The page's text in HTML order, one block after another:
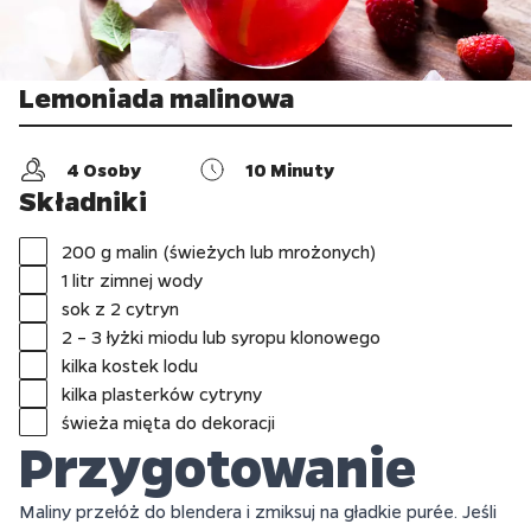
Lemoniada malinowa
4 Osoby 10 Minuty
Składniki
200 g malin (świeżych lub mrożonych)
1 litr zimnej wody
sok z 2 cytryn
2 – 3 łyżki miodu lub syropu klonowego
kilka kostek lodu
kilka plasterków cytryny
świeża mięta do dekoracji
Przygotowanie
Maliny przełóż do blendera i zmiksuj na gładkie purée. Jeśli